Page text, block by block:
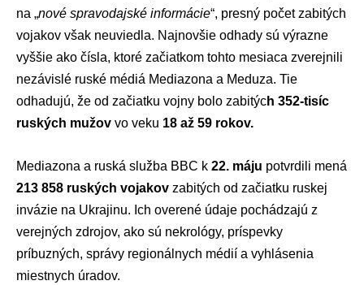
na „nové spravodajské informácie“, presný počet zabitých
vojakov však neuviedla. Najnovšie odhady sú výrazne
vyššie ako čísla, ktoré začiatkom tohto mesiaca zverejnili
nezávislé ruské médiá Mediazona a Meduza. Tie
odhadujú, že od začiatku vojny bolo zabitých 352-tisíc
ruských mužov vo veku 18 až 59 rokov.
Mediazona a ruská služba BBC k 22. máju potvrdili mená
213 858 ruských vojakov zabitých od začiatku ruskej
invázie na Ukrajinu. Ich overené údaje pochádzajú z
verejných zdrojov, ako sú nekrológy, príspevky
príbuzných, správy regionálnych médií a vyhlásenia
miestnych úradov.